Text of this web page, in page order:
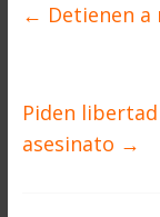
← Detienen a
Piden
asesinato →